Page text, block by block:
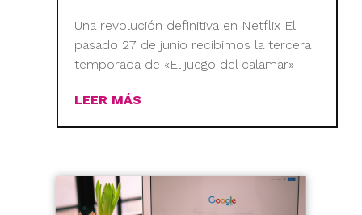
Una revolución definitiva en Netflix El
pasado 27 de junio recibimos la tercera
temporada de «El juego del calamar»
LEER MÁS